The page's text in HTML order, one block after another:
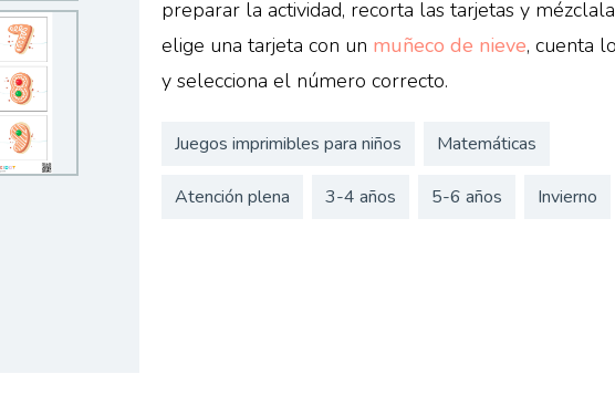
preparar la actividad, recorta las tarjetas y
elige una tarjeta con un muñeco de nieve, cuenta
y selecciona el número correcto.
Juegos imprimibles para niños Matemáticas
Atención plena 3-4 años 5-6 años Invierno